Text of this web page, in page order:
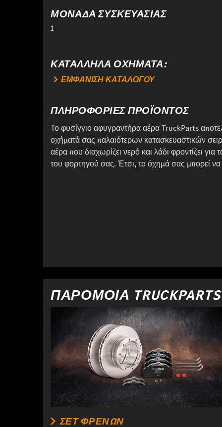
ΜΟΝΑΔΑ ΣΥΣΚΕΥΑΣΙΑΣ
1
ΚΑΤΆΛΛΗΛΑ ΟΧΉΜΑΤΑ:
ΕΜΦΑΝΙΣΗ ΚΑΤΑΛΟΓΟΥ
ΠΛΗΡΟΦΟΡΙΕΣ ΠΡΟΪΟΝΤΟΣ
Το φυσίγγιο αφυγραντήρα αέρα TruckParts
οχήματά σας παλαιότερων κατασκευαστικών
αέρα που διαχωρίζει νερό και λάδι φροντίζει
του φορτηγού σας. Έτσι, το όχημά σας μπορεί να
ΠΑΡΌΜΟΙΑ TRUCKPARTS
ΣΕΤ ΦΡΈΝΩΝ